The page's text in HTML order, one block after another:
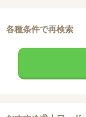
各種条件で再検索